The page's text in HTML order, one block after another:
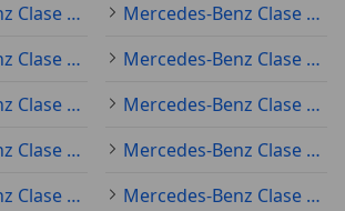
Mercedes-Benz Clase A (todo) 2021
Mercedes-Benz Clase A (todo) 2020
Mercedes-Benz Clase A (todo) 2025
Mercedes-Benz Clase A (todo) 2024
Mercedes-Benz Clase A (todo) 2018
Mercedes-Benz Clase A (todo) 2023
Mercedes-Benz Clase A (todo) 2017
Mercedes-Benz Clase A (todo) 2016
Mercedes-Benz Clase A (todo) 2014
Mercedes-Benz Clase A (todo) 2015